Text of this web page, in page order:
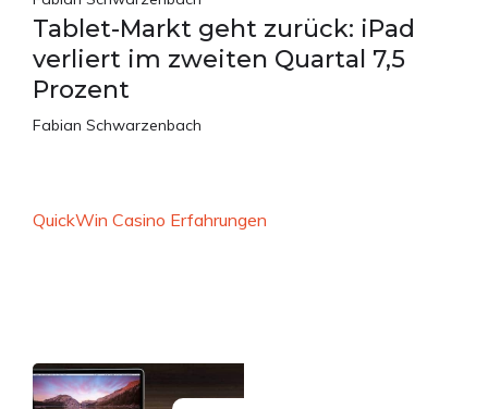
Tablet-Markt geht zurück: iPad
verliert im zweiten Quartal 7,5
Prozent
Fabian Schwarzenbach
QuickWin Casino Erfahrungen